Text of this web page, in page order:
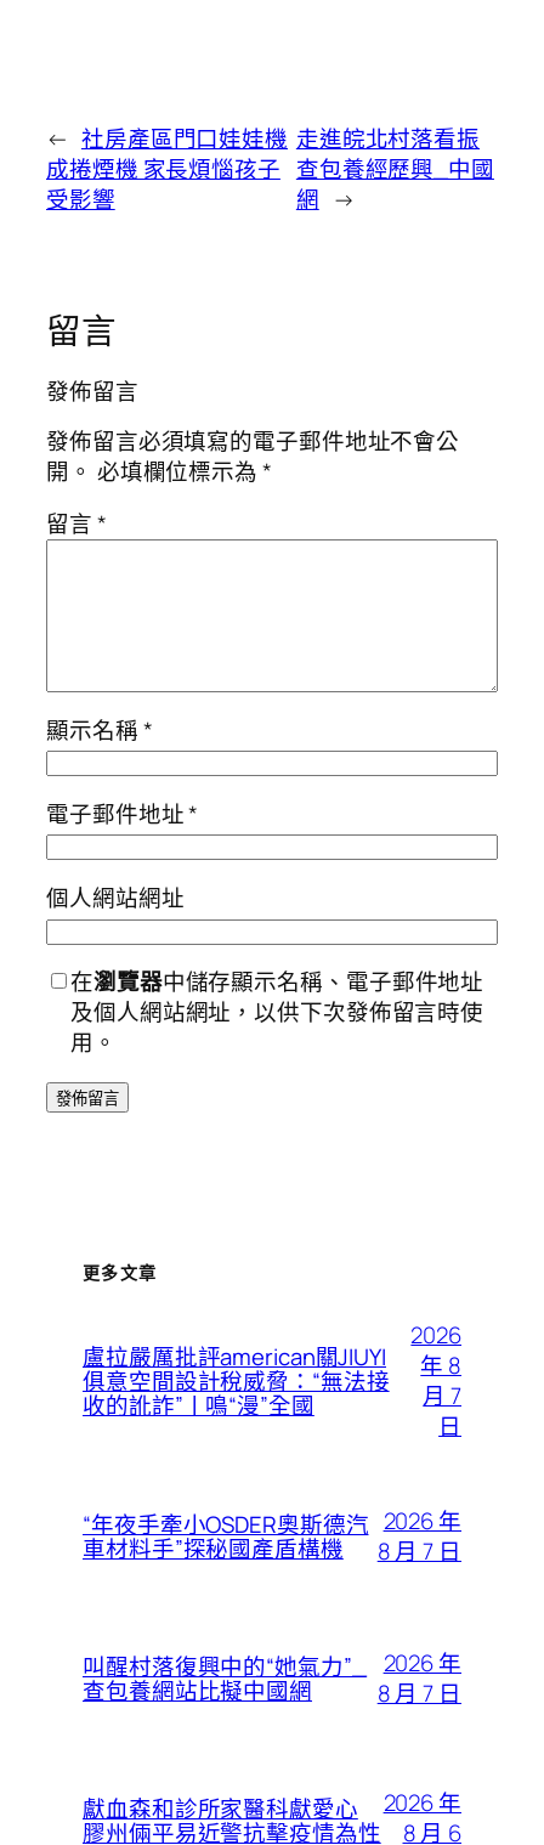
← 社房產區門口娃娃機
成捲煙機 家長煩惱孩子
受影響
走進皖北村落看振
查包養經歷興_中國
網 →
留言
發佈留言
發佈留言必須填寫的電子郵件地址不會公
開。 必填欄位標示為*
留言*
顯示名稱*
電子郵件地址*
個人網站網址
在瀏覽器中儲存顯示名稱、電子郵件地址
及個人網站網址，以供下次發佈留言時使
用。
更多文章
盧拉嚴厲批評american關JIUYI
俱意空間設計稅威脅：“無法接
收的訛詐”丨鳴“漫”全國
2026
年 8
月 7
日
“年夜手牽小OSDER奧斯德汽
車材料手”探秘國產盾構機
2026 年
8 月 7 日
叫醒村落復興中的“她氣力”_
查包養網站比擬中國網
2026 年
8 月 7 日
獻血森和診所家醫科獻愛心
膠州倆平易近警抗擊疫情為性
2026 年
8 月 6